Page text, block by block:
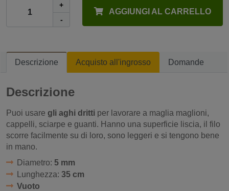
+
-
AGGIUNGI AL CARRELLO
Descrizione Acquisto all'ingrosso Domande
Descrizione
Puoi usare gli aghi dritti per lavorare a maglia maglioni,
cappelli, sciarpe e guanti. Hanno una superficie liscia, il filo
scorre facilmente su di loro, sono leggeri e si tengono bene
in mano.
Diametro: 5 mm
Lunghezza: 35 cm
Vuoto